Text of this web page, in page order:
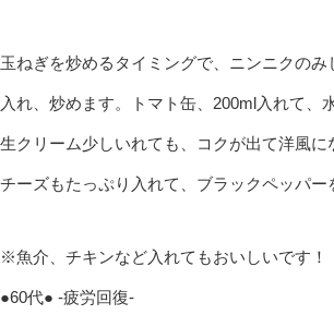
玉ねぎを炒めるタイミングで、ニンニクの
入れ、炒めます。トマト缶、200ml入れて、
生クリーム少しいれても、コクが出て洋風に
チーズもたっぷり入れて、ブラックペッパー
※魚介、チキンなど入れてもおいしいです！
●60代● -疲労回復-